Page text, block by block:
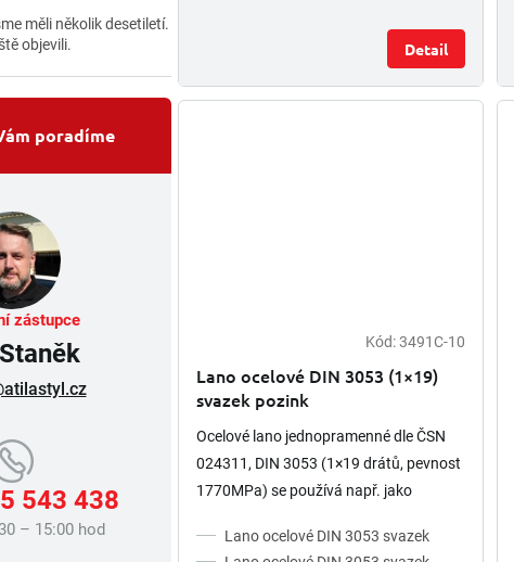
měli několik desetiletí.
objevili.
poradíme
zástupce
543 438
– 15:00 hod
Detail
Kód:3491C-10
Lano ocelové DIN 3053 (1×19)
svazek pozink
Ocelové lano jednopramenné dle ČSN
024311, DIN 3053 (1×19 drátů, pevnost
1770MPa) se používá např. jako
břemena v provozech,...
Lano ocelové DIN 3053 svazek